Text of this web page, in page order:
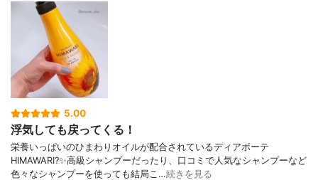
5.00
浮気しても戻ってくる！
栄養いっぱいのひまわりオイルが配合されているディアボーテ
HIMAWARI?✨高級シャンプーだったり、口コミで人気なシャンプーなど
色々なシャンプーを使っても結局こ…続きを見る